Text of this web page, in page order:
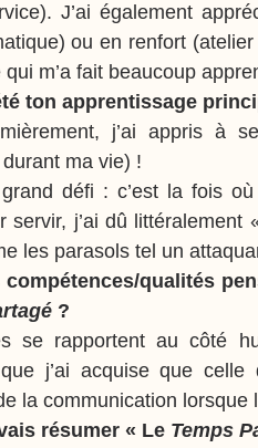
J’ai également
ou en renfort (atelier
m’a fait beaucoup
ton apprentissage
j’ai appris à
ma vie) !
défi : c’est la fois
servir, j’ai dû
les parasols tel un
compétences/qualités
?
se rapportent au côté
j’ai acquise que celle
la communication lorsque
résumer « Le Temps